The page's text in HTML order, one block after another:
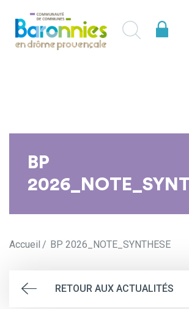
BP
Accueil BP 2026_NOTE_SYNTHESE
RETOUR AUX ACTUALITÉS